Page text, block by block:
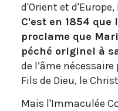
d'Orient et
C'est en 1854 que
proclame que
péché originel à
de l’âme
Fils de Dieu, le
Mais l'Immaculée